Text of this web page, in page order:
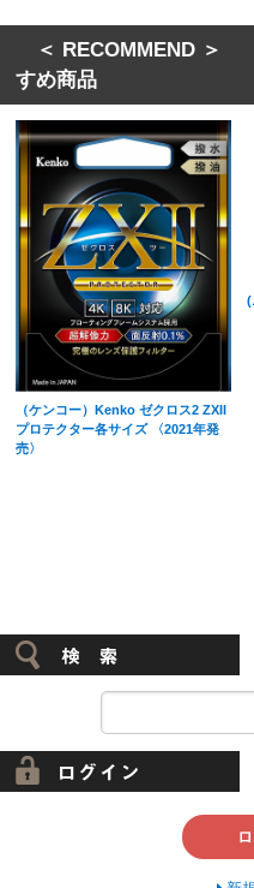
＜
すめ商品
（ケンコー）Kenko ゼクロス2 ZXII
プロテクター各サイズ 〈2021年発
売〉
(